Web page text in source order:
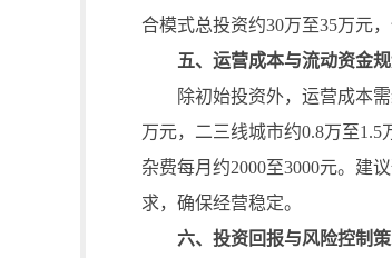
合模式总投资约30万至35万元
五、运营成本与流动资金规
除初始投资外，运营成本需
万元，二三线城市约0.8万至
杂费每月约2000至3000元。建
求，确保经营稳定。
六、投资回报与风险控制